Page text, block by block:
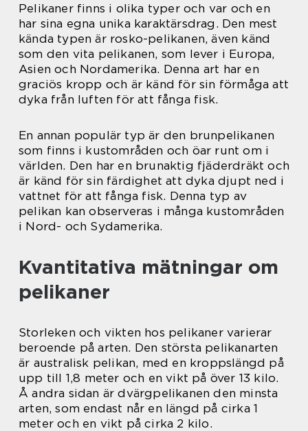
Pelikaner finns i olika typer och var och en
har sina egna unika karaktärsdrag. Den mest
kända typen är rosko-pelikanen, även känd
som den vita pelikanen, som lever i Europa,
Asien och Nordamerika. Denna art har en
graciös kropp och är känd för sin förmåga att
dyka från luften för att fånga fisk.
En annan populär typ är den brunpelikanen
som finns i kustområden och öar runt om i
världen. Den har en brunaktig fjäderdräkt och
är känd för sin färdighet att dyka djupt ned i
vattnet för att fånga fisk. Denna typ av
pelikan kan observeras i många kustområden
i Nord- och Sydamerika.
Kvantitativa mätningar om
pelikaner
Storleken och vikten hos pelikaner varierar
beroende på arten. Den största pelikanarten
är australisk pelikan, med en kroppslängd på
upp till 1,8 meter och en vikt på över 13 kilo.
Å andra sidan är dvärgpelikanen den minsta
arten, som endast når en längd på cirka 1
meter och en vikt på cirka 2 kilo.